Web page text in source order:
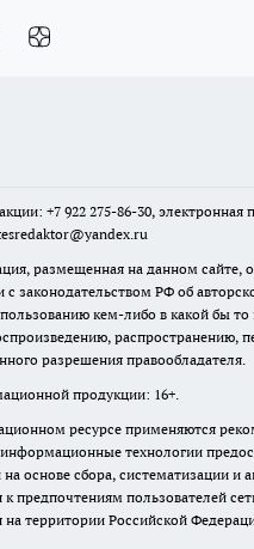
+7 922 275-86-30, электронная
размещенная на данном сайте,
с законодательством РФ об
кем-либо в какой бы
распространению,
разрешения правообладателя.
продукции: 16+.
ресурсе применяются
технологии
основе сбора, систематизации и
к предпочтениям пользователей
на территории Российской